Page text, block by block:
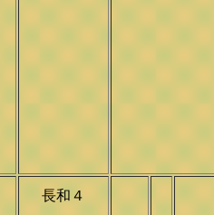
長和４